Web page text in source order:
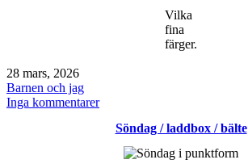
Vilka
fina
färger.
Publicerat
den
28 mars, 2026
Kategoriserat
som
Barnen och jag
Inga kommentarertill
Manly
solnedgång
Söndag / laddbox / bälte